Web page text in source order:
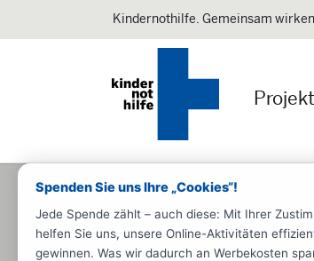
Spenden Sie uns Ihre „Cookies“!
Jede Spende zählt – auch diese: Mit Ihrer
helfen Sie uns, unsere Online-Aktivitäten
gewinnen. Was wir dadurch an Werbekosten
Kindernothilfe. Gemeinsam
Startseite Informieren
Kindernothilfe-Magazin